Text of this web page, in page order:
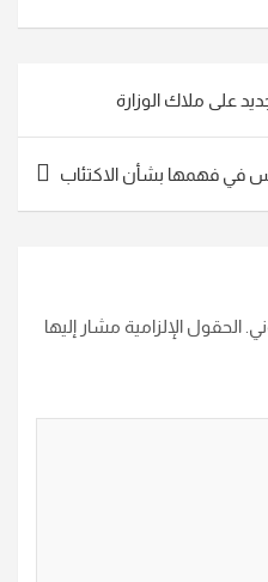
الحقول الإلزامية مشار إليها